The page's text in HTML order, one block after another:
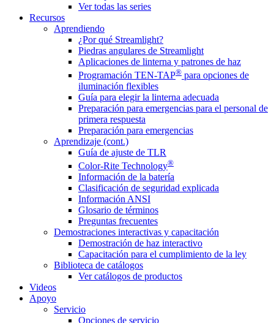
Ver todas las series
Recursos
Aprendiendo
¿Por qué Streamlight?
Piedras angulares de Streamlight
Aplicaciones de linterna y patrones de haz
Programación TEN-TAP® para opciones de
iluminación flexibles
Guía para elegir la linterna adecuada
Preparación para emergencias para el personal de
primera respuesta
Preparación para emergencias
Aprendizaje (cont.)
Guía de ajuste de TLR
Color-Rite Technology®
Información de la batería
Clasificación de seguridad explicada
Información ANSI
Glosario de términos
Preguntas frecuentes
Demostraciones interactivas y capacitación
Demostración de haz interactivo
Capacitación para el cumplimiento de la ley
Biblioteca de catálogos
Ver catálogos de productos
Videos
Apoyo
Servicio
Opciones de servicio